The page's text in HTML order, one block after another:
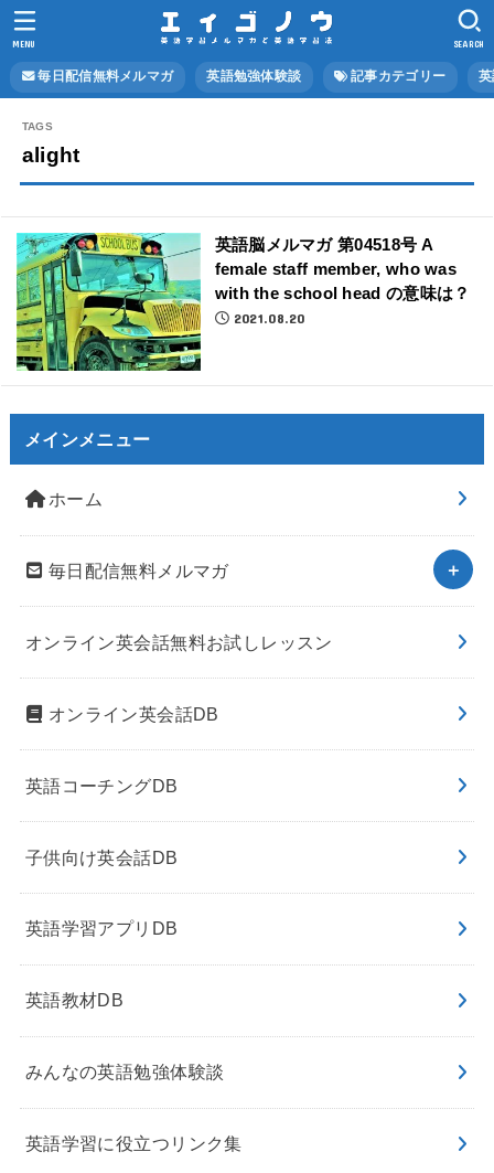
毎日配信無料メルマガ 英語勉強体験談 記事カテゴリー
SEARCH
MENU
alight
英語脳メルマガ 第04518号 A
female staff member, who was
with the school head の意味は？
2021.08.20
メインメニュー
ホーム
毎日配信無料メルマガ
オンライン英会話無料お試しレッスン
オンライン英会話DB
英語コーチングDB
子供向け英会話DB
英語学習アプリDB
英語教材DB
みんなの英語勉強体験談
英語学習に役立つリンク集